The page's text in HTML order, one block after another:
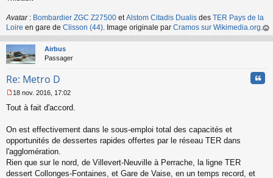
Avatar : Bombardier ZGC Z27500 etAlstom Citadis Dualis des TER Pays de la
Loire en gare de Clisson (44). Image originale par Cramos sur Wikimedia.org.
au
Airbus
Passager
Re: Metro D
e
s
g
e
n
o
18 nov. 2016, 17:02
Tout à fait d'accord.
On est effectivement dans le sous-emploi total des capacités et
opportunités de dessertes rapides offertes par le réseau TER dans
l'agglomération.
Rien que sur le nord, de Villevert-Neuville à Perrache, la ligne TER
dessert Collonges-Fontaines, et Gare de Vaise, en un temps record, et